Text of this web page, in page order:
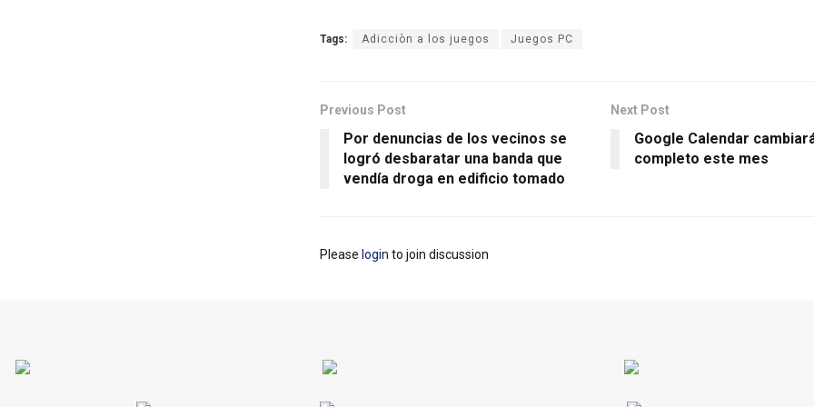
Tags: Adicciòn a los juegos Juegos PC
Previous Post
Por denuncias de los vecinos se
logró desbaratar una banda que
vendía droga en edificio tomado
Next Post
Google Calendar
completo este mes
Please login to join discussion